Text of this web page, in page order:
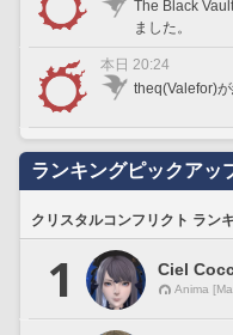
The Black
ました。
本日 20:24
theq(Valefor)が
ランキングピックアッ
クリスタルコンフリクト ラン
1 Ciel
Anima